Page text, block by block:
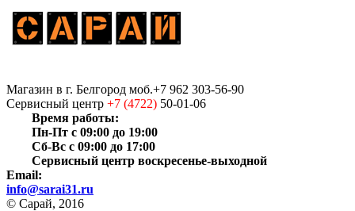
Магазин в г. Белгород моб.+7 962 303-56-90
Сервисный центр +7 (4722) 50-01-06
Время работы:
Пн-Пт с 09:00 до 19:00
Сб-Вс с 09:00 до 17:00
Сервисный центр воскресенье-выходной
Email:
info@sarai31.ru
© Сарай, 2016